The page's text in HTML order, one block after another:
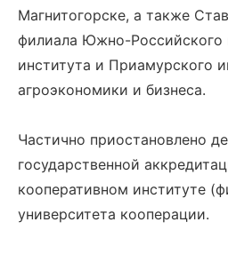
Магнитогорске, а также
филиала Южно-Российского
института и Приамурского
агроэкономики и бизнеса.
Частично приостановлено
государственной
кооперативном институте
университета кооперации.